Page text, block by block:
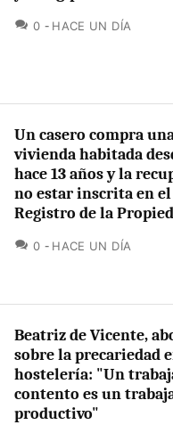
0 COMENTARIOS
HACE UN DÍA
Un casero compra
vivienda habitada
hace 13 años y la
no estar inscrita en el
Registro de la
0 COMENTARIOS
HACE UN DÍA
Beatriz de Vicente,
sobre la precariedad
hostelería: "Un
contento es un
productivo"